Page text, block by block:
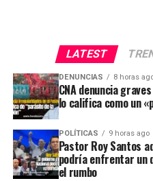
LATEST
DENUNCIAS 8 horas
CNA denuncia
lo califica como un
POLÍTICAS 9 horas ago
Pastor Roy Santos
podría enfrentar un
el rumbo